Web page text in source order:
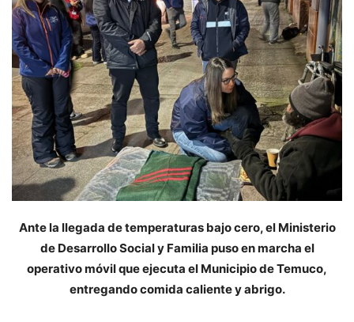
Ante la llegada de temperaturas bajo cero, el Ministerio
de Desarrollo Social y Familia puso en marcha el
operativo móvil que ejecuta el Municipio de Temuco,
entregando comida caliente y abrigo.